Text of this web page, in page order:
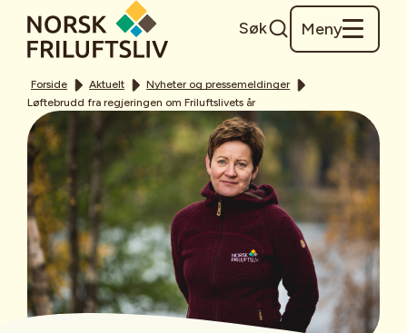
Søk Meny
Forside Aktuelt
Nyheter og pressemeldinger
Løftebrudd fra regjeringen om Friluftslivets år